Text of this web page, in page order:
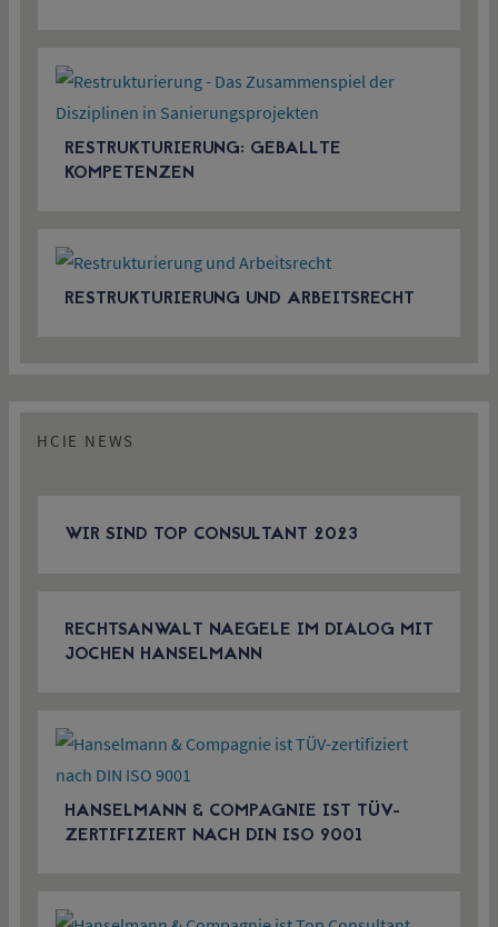
RESTRUKTURIERUNG: GEBALLTE
KOMPETENZEN
RESTRUKTURIERUNG UND ARBEITSRECHT
HCIE NEWS
WIR SIND TOP CONSULTANT 2023
RECHTSANWALT NAEGELE IM DIALOG MIT
JOCHEN HANSELMANN
HANSELMANN & COMPAGNIE IST TÜV-
ZERTIFIZIERT NACH DIN ISO 9001